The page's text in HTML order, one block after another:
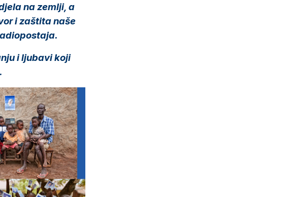
na zemlji, a
i zaštita naše
i ljubavi koji